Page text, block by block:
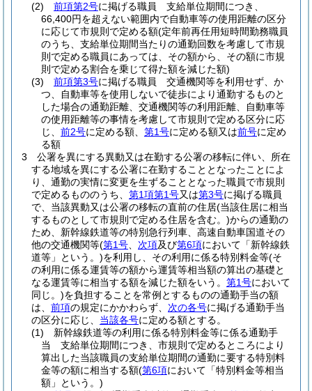
(2)
前項第2号に掲げる職員 支給単位期間につき、
66,400円を超えない範囲内で自動車等の使用距離の区分
に応じて市規則で定める額(定年前再任用短時間勤務職員
のうち、支給単位期間当たりの通勤回数を考慮して市規
則で定める職員にあっては、その額から、その額に市規
則で定める割合を乗じて得た額を減じた額)
(3)
前項第3号に掲げる職員 交通機関等を利用せず、か
つ、自動車等を使用しないで徒歩により通勤するものと
した場合の通勤距離、交通機関等の利用距離、自動車等
の使用距離等の事情を考慮して市規則で定める区分に応
じ、 前2号に定める額、 第1号に定める額又は前号に定め
る額
3
公署を異にする異動又は在勤する公署の移転に伴い、所在
する地域を異にする公署に在勤することとなったことによ
り、通勤の実情に変更を生ずることとなった職員で市規則
で定めるもののうち、 第1項第1号又は第3号に掲げる職員
で、当該異動又は公署の移転の直前の住居(当該住居に相当
するものとして市規則で定める住居を含む。)からの通勤の
ため、新幹線鉄道等の特別急行列車、高速自動車国道その
他の交通機関等(第1号 次項及び第6項において「新幹線鉄
道等」という。)を利用し、その利用に係る特別料金等(そ
の利用に係る運賃等の額から運賃等相当額の算出の基礎と
なる運賃等に相当する額を減じた額をいう。 第1号において
同じ。)を負担することを常例とするものの通勤手当の額
は、 前項の規定にかかわらず、 次の各号に掲げる通勤手当
の区分に応じ、 当該各号に定める額とする。
(1)
新幹線鉄道等の利用に係る特別料金等に係る通勤手
当 支給単位期間につき、市規則で定めるところにより
算出した当該職員の支給単位期間の通勤に要する特別料
金等の額に相当する額(第6項において「特別料金等相当
額」という。)